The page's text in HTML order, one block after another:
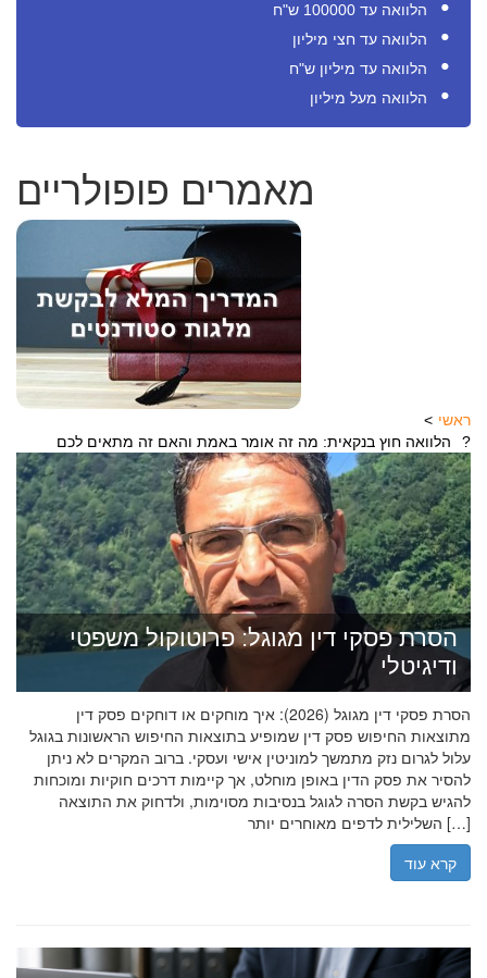
הלוואה עד 100000 ש"ח
הלוואה עד חצי מיליון
הלוואה עד מיליון ש"ח
הלוואה מעל מיליון
מאמרים פופולריים
ראשי
הלוואה חוץ בנקאית: מה זה אומר באמת והאם זה מתאים לכם?
הסרת פסקי דין מגוגל: פרוטוקול משפטי
ודיגיטלי
הסרת פסקי דין מגוגל (2026): איך מוחקים או דוחקים פסק דין
מתוצאות החיפוש פסק דין שמופיע בתוצאות החיפוש הראשונות בגוגל
עלול לגרום נזק מתמשך למוניטין אישי ועסקי. ברוב המקרים לא ניתן
להסיר את פסק הדין באופן מוחלט, אך קיימות דרכים חוקיות ומוכחות
להגיש בקשת הסרה לגוגל בנסיבות מסוימות, ולדחוק את התוצאה
השלילית לדפים מאוחרים יותר […]
קרא עוד